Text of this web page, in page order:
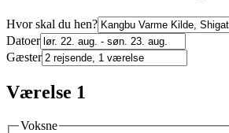
Hvor skal du hen?
Datoer
Gæster
Værelse 1
Voksne